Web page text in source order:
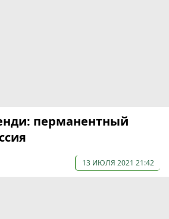
перманентный
13 ИЮЛЯ 2021 21:42